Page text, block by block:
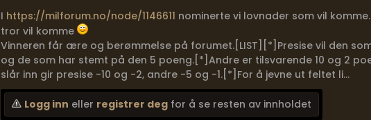
I https://milforum.no/node/1146611 nominerte vi lovnader som vil
tror vil komme
Vinneren får ære og berømmelse på forumet.[LIST][*]Presise vil den
og de som har stemt på den 5 poeng.[*]Andre er tilsvarende 10 og 2
slår inn gir presise -10 og -2, andre -5 og -1.[*]For å jevne ut feltet li...
Logg inn eller registrer deg for å se resten av innholdet